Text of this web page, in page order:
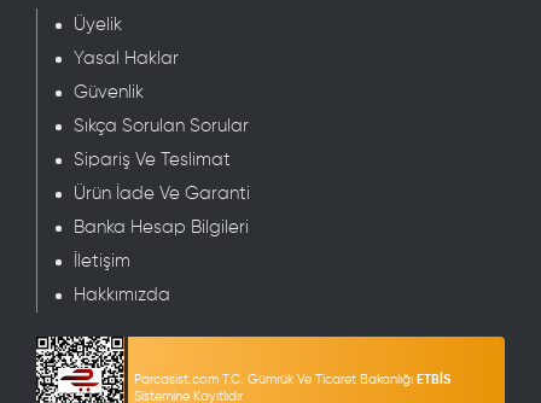
Üyelik
Yasal Haklar
Güvenlik
Sıkça Sorulan Sorular
Sipariş Ve Teslimat
Ürün İade Ve Garanti
Banka Hesap Bilgileri
İletişim
Hakkımızda
Parcasist.com T.C. Gümrük Ve Ticaret Bakanlığı ETBİS
Sistemine Kayıtlıdır